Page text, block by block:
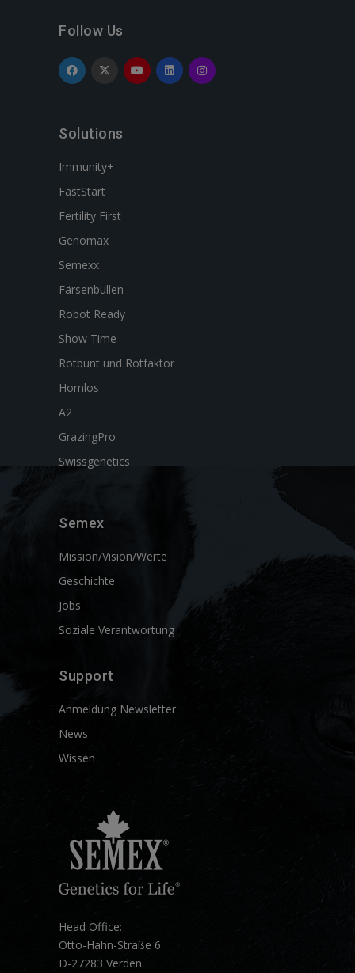
Follow Us
Solutions
Immunity+
FastStart
Fertility First
Genomax
Semexx
Färsenbullen
Robot Ready
Show Time
Rotbunt und Rotfaktor
Hornlos
A2
GrazingPro
Swissgenetics
Semex
Mission/Vision/Werte
Geschichte
Jobs
Soziale Verantwortung
Support
Anmeldung Newsletter
News
Wissen
Head Office:
Otto-Hahn-Straße 6
D-27283 Verden